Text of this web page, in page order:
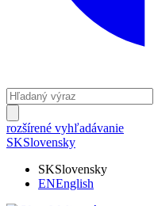
rozšírené vyhľadávanie
SKSlovensky
SKSlovensky
ENEnglish